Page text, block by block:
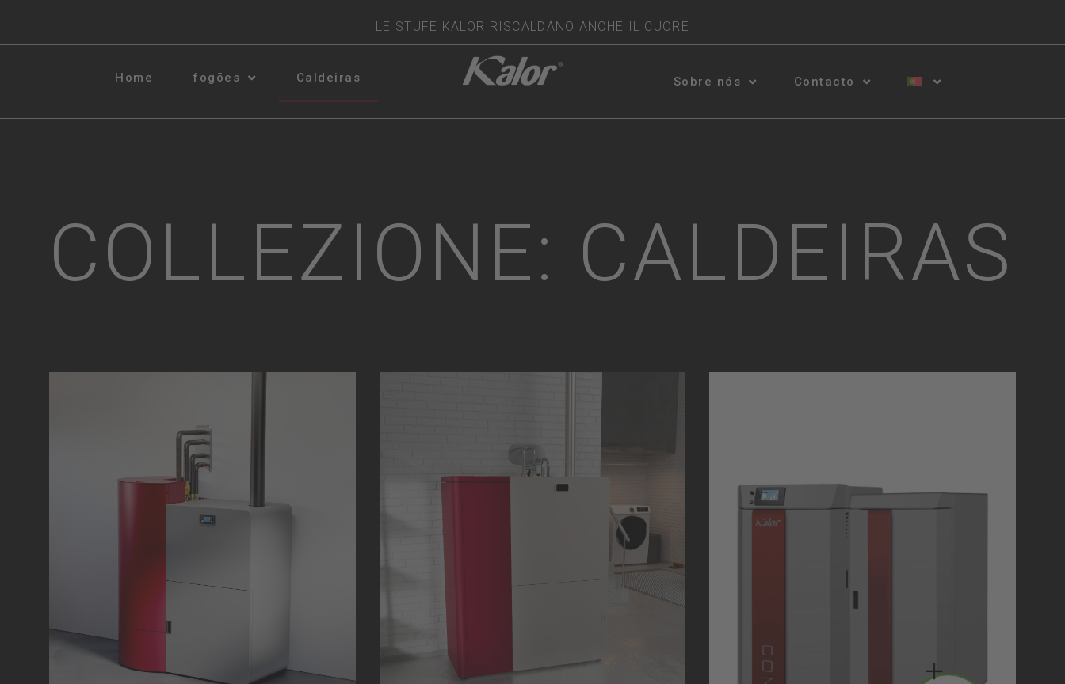
LE STUFE KALOR RISCALDANO ANCHE IL CUORE
Home fogões Caldeiras Sobre nós Contacto
COLLEZIONE: CALDEIRAS